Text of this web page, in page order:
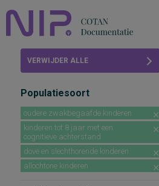
Abonneren
FAQ
VERWIJDER ALLE
Populatiesoort
oudere zwakbegaafde kinderen
kinderen tot 8 jaar met een
cognitieve achterstand
dove en slechthorende kinderen
allochtone kinderen